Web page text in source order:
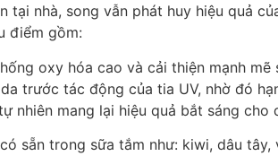
nhà, song vẫn phát huy hiệu quả
điểm gồm:
oxy hóa cao và cải thiện mạnh
trước tác động của tia UV, nhờ đó
nhiên mang lại hiệu quả bắt sáng cho
sẵn trong sữa tắm như: kiwi, dâu